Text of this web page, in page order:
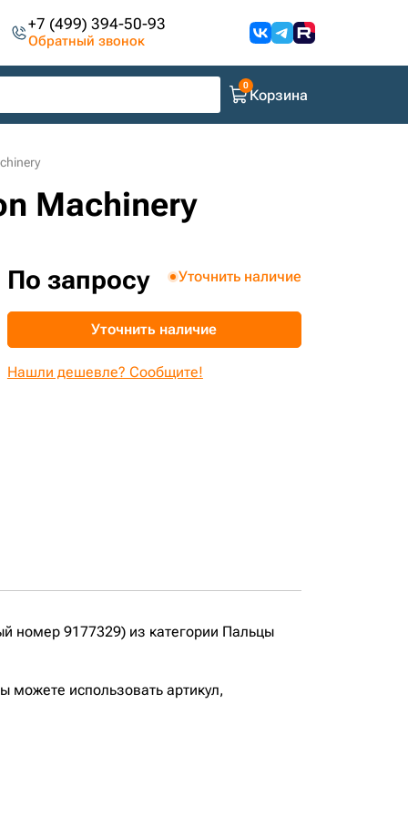
+7 (499) 394-50-93
Обратный звонок
Корзина
Machinery
По запросу Уточнить наличие
Уточнить наличие
Нашли дешевле? Сообщите!
номер 9177329) из категории Пальцы
можете использовать артикул,